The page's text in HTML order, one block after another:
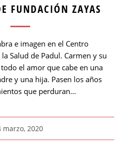
FUNDACIÓN ZAYAS
e imagen en el Centro
Salud de Padul. Carmen y su
el amor que cabe en una
y una hija. Pasen los años
que perduran…
marzo, 2020